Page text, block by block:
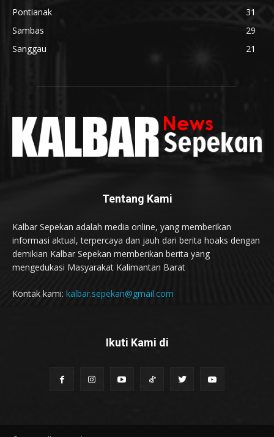
Pontianak
31
Sambas
29
Sanggau
21
Tentang Kami
Kalbar Sepekan adalah media online, yang memberikan
informasi aktual, terpercaya dan jauh dari berita hoaks dengan
demikian Kalbar Sepekan memberikan berita yang
mengedukasi Masyarakat Kalimantan Barat
Kontak kami: kalbar.sepekan@gmail.com
Ikuti Kami di